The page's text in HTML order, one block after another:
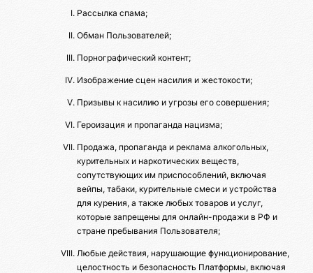
Рассылка спама;
Обман Пользователей;
Порнографический контент;
Изображение сцен насилия и жестокости;
Призывы к насилию и угрозы его совершения;
Героизация и пропаганда нацизма;
Продажа, пропаганда и реклама алкогольных,
курительных и наркотических веществ,
сопутствующих им приспособлений, включая
вейпы, табаки, курительные смеси и устройства
для курения, а также любых товаров и услуг,
которые запрещены для онлайн-продажи в РФ и
стране пребывания Пользователя;
Любые действия, нарушающие функционирование,
целостность и безопасность Платформы, включая